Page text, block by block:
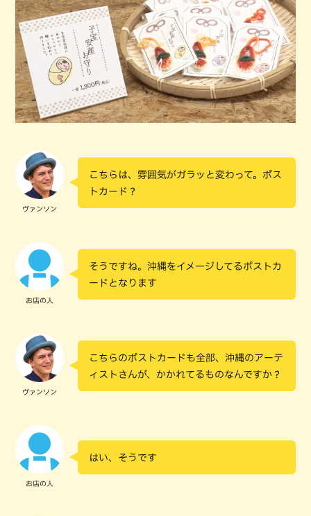
ヴァンソン
こちらは、雰囲気がガラッと変わって。ポス
トカード？
お店の人
そうですね。沖縄をイメージしてるポストカ
ードとなります
ヴァンソン
こちらのポストカードも全部、沖縄のアーテ
ィストさんが、かかれてるものなんですか？
お店の人
はい、そうです